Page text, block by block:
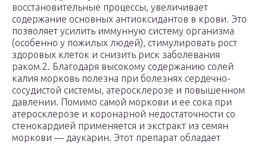
восстановительные процессы, увеличивает
содержание основных антиоксидантов в крови. Это
позволяет усилить иммунную систему организма
(особенно у пожилых людей), стимулировать рост
здоровых клеток и снизить риск заболевания
раком.2. Благодаря высокому содержанию солей
калия морковь полезна при болезнях сердечно-
сосудистой системы, атеросклерозе и повышенном
давлении. Помимо самой моркови и ее сока при
атеросклерозе и коронарной недостаточности со
стенокардией применяется и экстракт из семян
моркови — даукарин. Этот препарат обладает